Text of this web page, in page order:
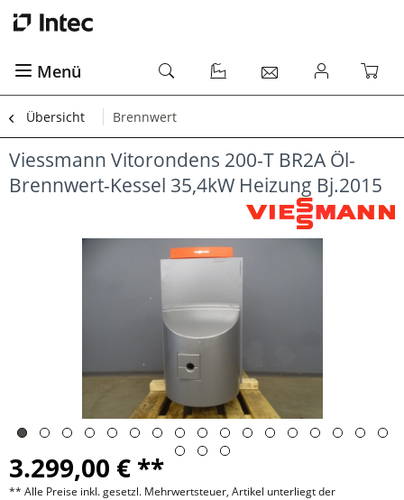
Menü
Übersicht Brennwert
Viessmann Vitorondens 200-T BR2A Öl-
Brennwert-Kessel 35,4kW Heizung Bj.2015
3.299,00 € **
** Alle Preise inkl. gesetzl. Mehrwertsteuer, Artikel unterliegt der